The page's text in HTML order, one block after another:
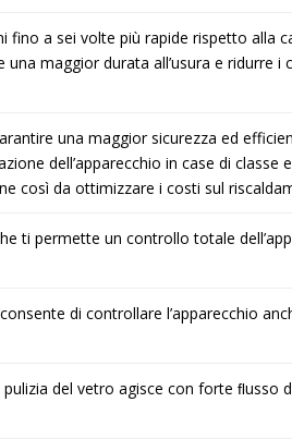
fino a sei volte più rapide rispetto alla
maggior durata all’usura e ridurre i
una maggior sicurezza ed
dell’apparecchio in case di classe
così da ottimizzare i costi sul
ti permette un controllo totale
di controllare l’apparecchio
del vetro agisce con forte ﬂusso